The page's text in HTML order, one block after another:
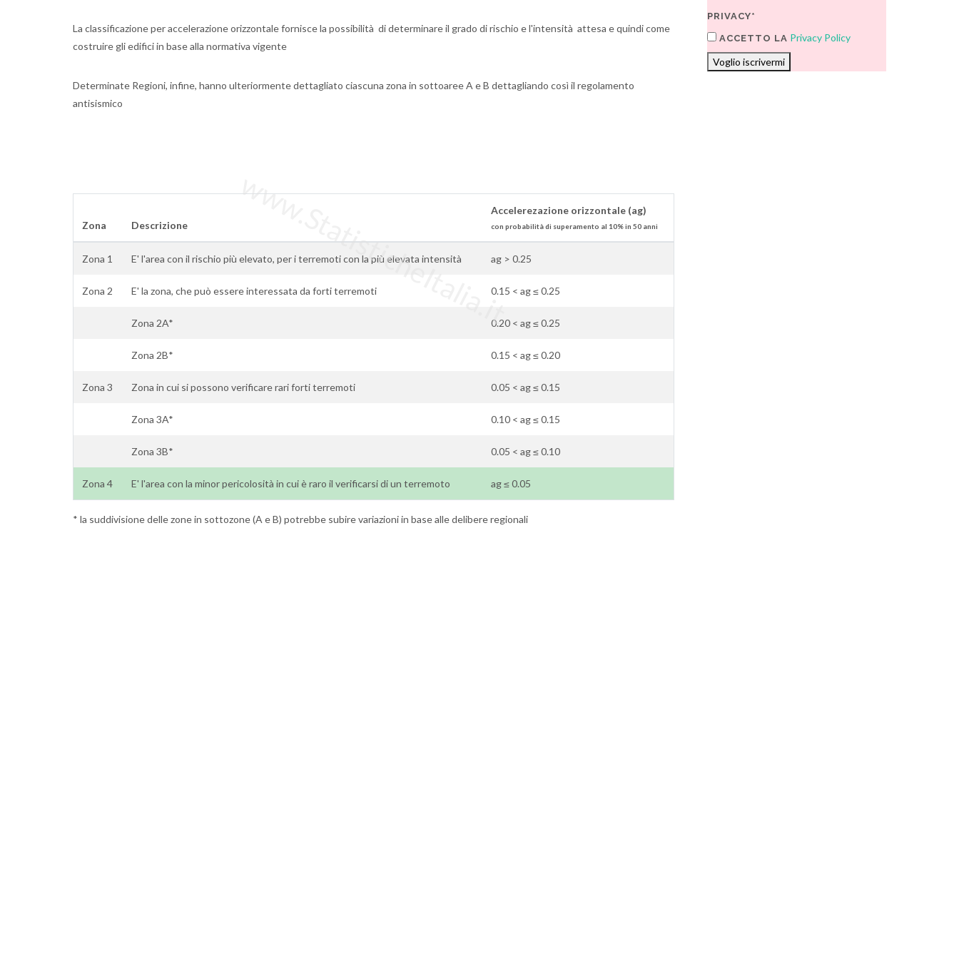
La classificazione per accelerazione orizzontale fornisce la possibilità di determinare il grado di rischio e l'intensità attesa e quindi come
costruire gli edifici in base alla normativa vigente
Determinate Regioni, infine, hanno ulteriormente dettagliato ciascuna zona in sottoaree A e B dettagliando così il regolamento
antisismico
Zona Descrizione
Accelerezazione orizzontale (ag)
con probabilità di superamento al 10% in 50 anni
Zona 1 E' l'area con il rischio più elevato, per i terremoti con la più elevata intensità ag > 0.25
Zona 2 E' la zona, che può essere interessata da forti terremoti 0.15 < ag ≤ 0.25
Zona 2A* 0.20 < ag ≤ 0.25
Zona 2B* 0.15 < ag ≤ 0.20
Zona 3 Zona in cui si possono verificare rari forti terremoti 0.05 < ag ≤ 0.15
Zona 3A* 0.10 < ag ≤ 0.15
Zona 3B* 0.05 < ag ≤ 0.10
Zona 4 E' l'area con la minor pericolosità in cui è raro il verificarsi di un terremoto ag ≤ 0.05
www.StatisticheItalia.it
* la suddivisione delle zone in sottozone (A e B) potrebbe subire variazioni in base alle delibere regionali
PRIVACY*
ACCETTO LA Privacy Policy
Voglio iscrivermi